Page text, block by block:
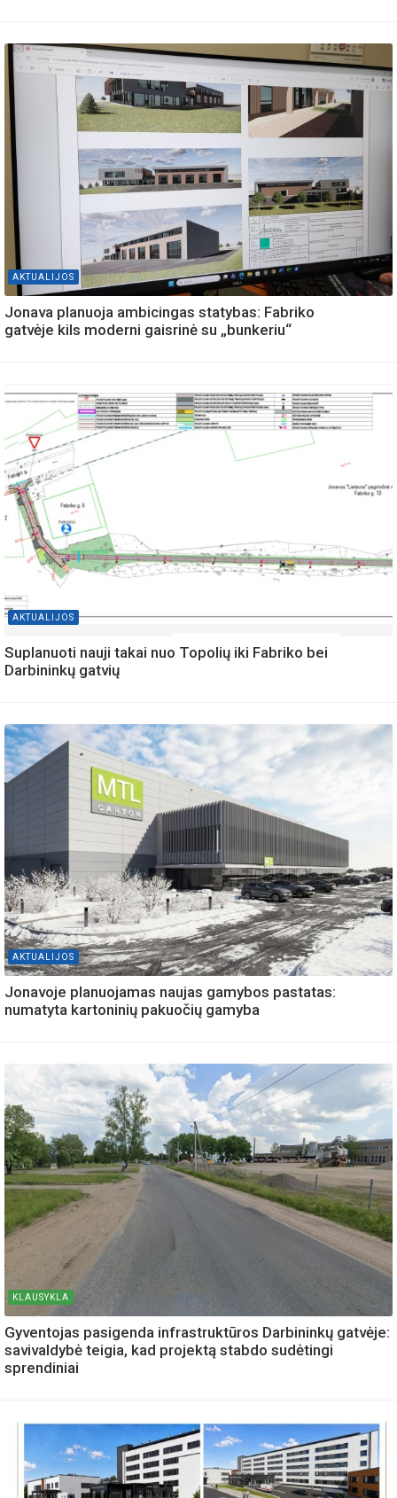
AKTUALIJOS
Jonava planuoja ambicingas statybas: Fabriko
gatvėje kils moderni gaisrinė su „bunkeriu“
AKTUALIJOS
Suplanuoti nauji takai nuo Topolių iki Fabriko bei
Darbininkų gatvių
AKTUALIJOS
Jonavoje planuojamas naujas gamybos pastatas:
numatyta kartoninių pakuočių gamyba
KLAUSYKLA
Gyventojas pasigenda infrastruktūros Darbininkų gatvėje:
savivaldybė teigia, kad projektą stabdo sudėtingi
sprendiniai